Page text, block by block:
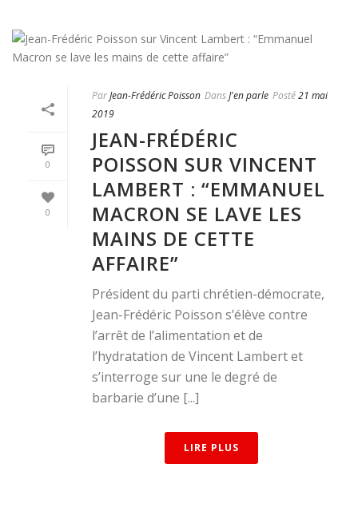
0
0
ParJean-Frédéric Poisson DansJ'en parle Posté21 mai
2019
JEAN-FRÉDÉRIC
POISSON SUR VINCENT
LAMBERT : “EMMANUEL
MACRON SE LAVE LES
MAINS DE CETTE
AFFAIRE”
Président du parti chrétien-démocrate,
Jean-Frédéric Poisson s’élève contre
l’arrêt de l’alimentation et de
l’hydratation de Vincent Lambert et
s’interroge sur une le degré de
barbarie d’une [...]
LIRE PLUS